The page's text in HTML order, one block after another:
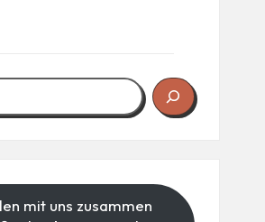
mit uns zusammen